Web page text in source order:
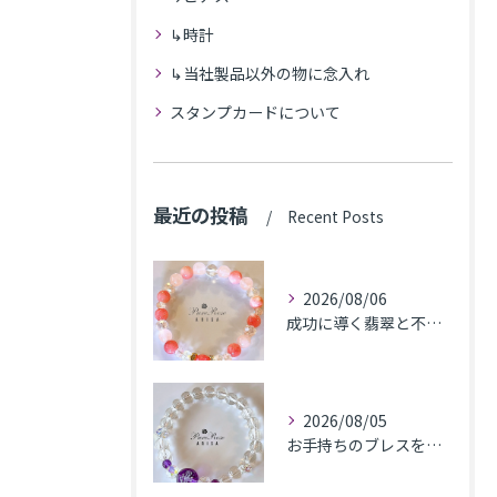
↳時計
↳当社製品以外の物に念入れ
スタンプカードについて
最近の投稿 Recent Posts
2026/08/06
成功に導く翡翠と不安解消のカルセドニー､魅力アップのローズクォーツのブレス★東京都N.K様
2026/08/05
お手持ちのブレスをちょこっとリフォームで華やかになったリフォームブレス★埼玉県M.Y様